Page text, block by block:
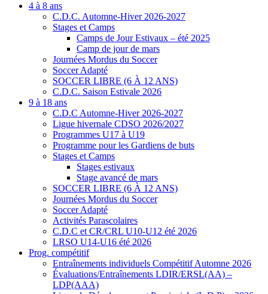
4 à 8 ans
C.D.C. Automne-Hiver 2026-2027
Stages et Camps
Camps de Jour Estivaux – été 2025
Camp de jour de mars
Journées Mordus du Soccer
Soccer Adapté
SOCCER LIBRE (6 À 12 ANS)
C.D.C. Saison Estivale 2026
9 à 18 ans
C.D.C Automne-Hiver 2026-2027
Ligue hivernale CDSO 2026/2027
Programmes U17 à U19
Programme pour les Gardiens de buts
Stages et Camps
Stages estivaux
Stage avancé de mars
SOCCER LIBRE (6 À 12 ANS)
Journées Mordus du Soccer
Soccer Adapté
Activités Parascolaires
C.D.C et CR/CRL U10-U12 été 2026
LRSO U14-U16 été 2026
Prog. compétitif
Entraînements individuels Compétitif Automne 2026
Évaluations/Entraînements LDIR/ERSL(AA) –
LDP(AAA)